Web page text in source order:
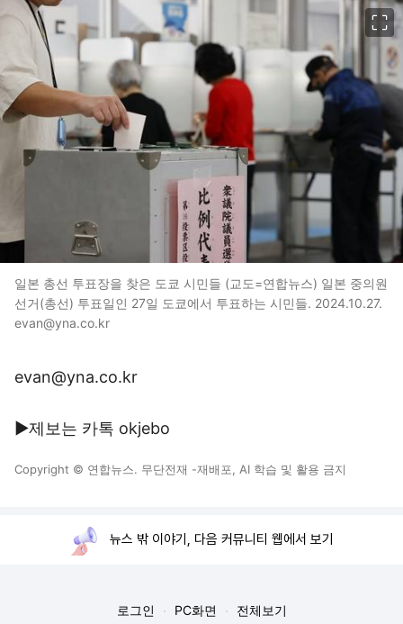
일본 총선 투표장을 찾은 도쿄 시민들 (교도=연합뉴스) 일본 중의원
선거(총선) 투표일인 27일 도쿄에서 투표하는 시민들. 2024.10.27.
evan@yna.co.kr
evan@yna.co.kr
▶제보는 카톡 okjebo
Copyright © 연합뉴스. 무단전재 -재배포, AI 학습 및 활용 금지
뉴스 밖 이야기, 다음 커뮤니티 웹에서 보기
로그인 PC화면 전체보기